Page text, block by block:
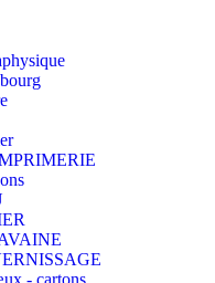
- cartons